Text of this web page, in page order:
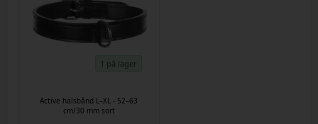
1 på lager
Active halsbånd L–XL - 52–63
cm/30 mm sort